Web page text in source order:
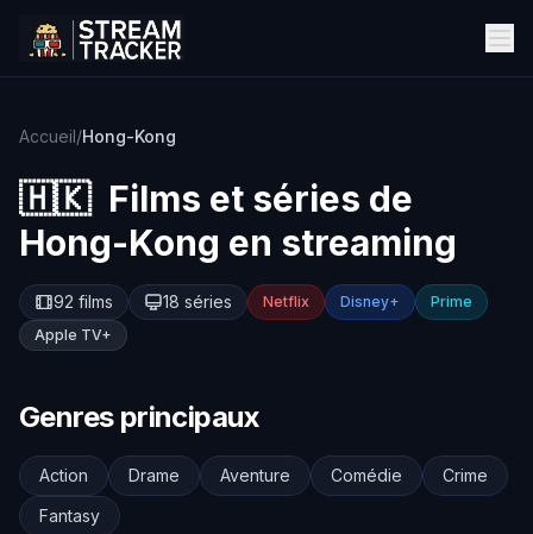
Accueil/Hong-Kong
🇭🇰 Films et séries de
Hong-Kong en streaming
92 films 18 séries Netflix Disney+
Prime
Apple TV+
Genres principaux
Action Drame Aventure Comédie
Crime
Fantasy